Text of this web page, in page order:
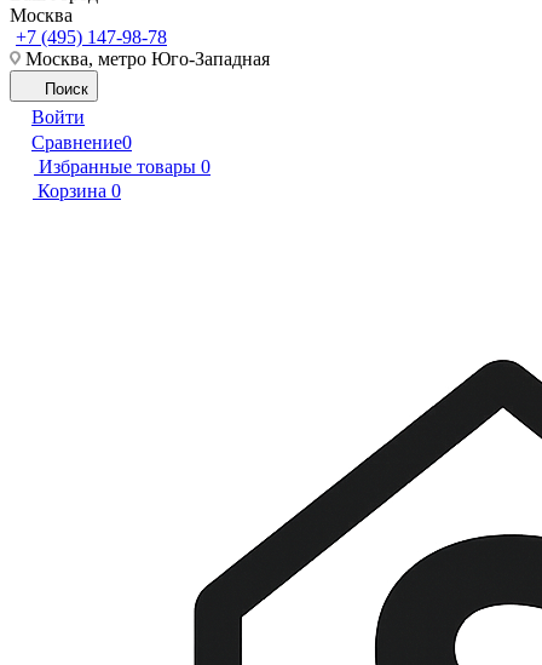
Москва
+7 (495) 147-98-78
Москва, метро Юго-Западная
Поиск
Войти
Сравнение0
Избранные товары 0
Корзина 0